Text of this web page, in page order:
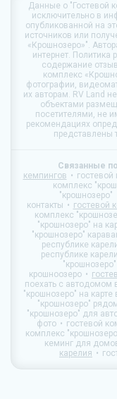
Данные о "Гостевой
исключительно в
опубликованной на
источников или
«Крошнозеро»".
интернет. Политика
содержание
комплекс
фотографии,
их авторам. RV Land
объектами
посетителями, не
рекомендациях
представлены
Связанные
кемпингов
комплекс
"крошнозеро"
контакты
гостевой
комплекс
"крошнозеро" на
"крошнозеро"
республике
республике
крошноозеро
поехать с автодомом
"крошнозеро" на карте
"крошнозеро"
"крошнозеро" для
фото
гостевой
комплекс
кеминг для
карелия